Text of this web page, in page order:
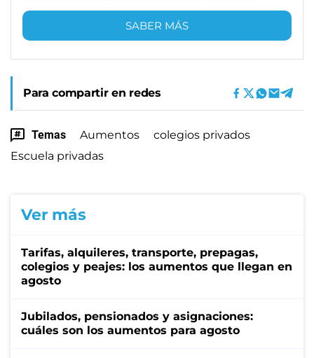
SABER MÁS
Para compartir en redes
Temas Aumentos
colegios privados
Escuela privadas
Ver más
Tarifas, alquileres, transporte, prepagas,
colegios y peajes: los aumentos que llegan en
agosto
Jubilados, pensionados y asignaciones:
cuáles son los aumentos para agosto